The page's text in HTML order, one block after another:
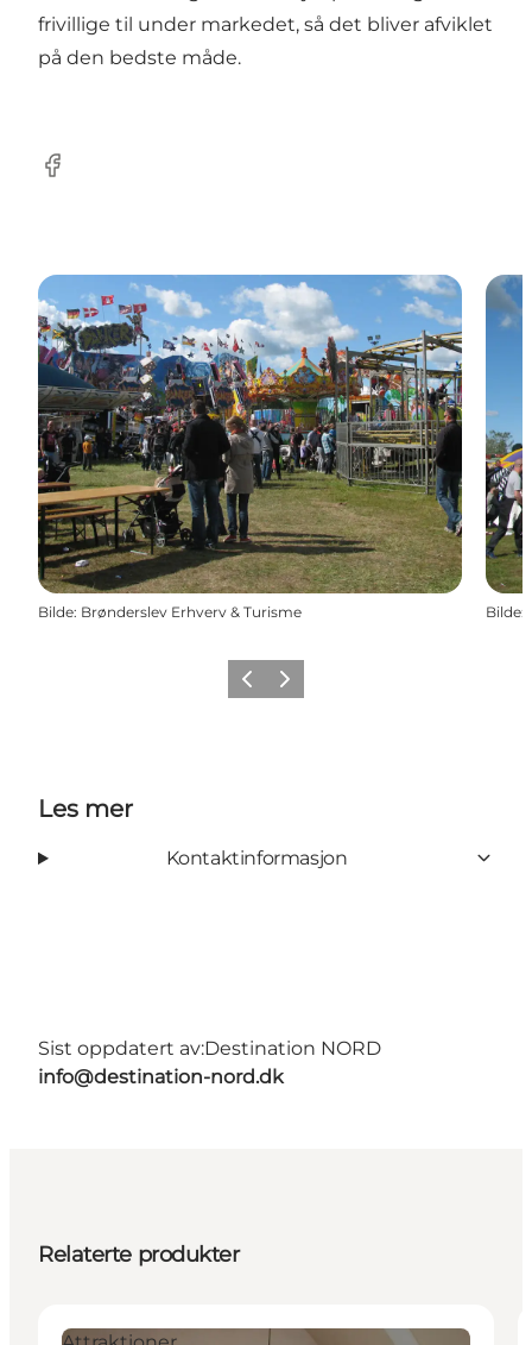
frivillige til under markedet, så det bliver afviklet
på den bedste måde.
Facebook
Bilde: Brønderslev Erhverv & Turisme Bilde:
ForrigeNeste
Les mer
Kontaktinformasjon
Sist oppdatert av:Destination NORD
info@destination-nord.dk
Relaterte produkter